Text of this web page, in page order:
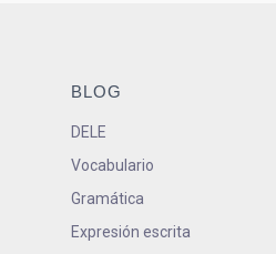
BLOG
DELE
Vocabulario
Gramática
Expresión escrita